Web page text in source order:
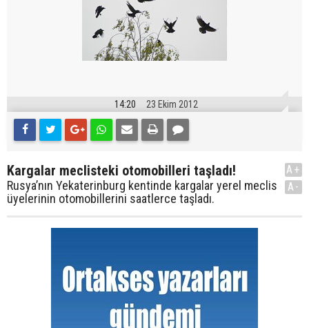
14:20 23 Ekim 2012
Kargalar meclisteki otomobilleri taşladı!
Rusya’nın Yekaterinburg kentinde kargalar yerel meclis
üyelerinin otomobillerini saatlerce taşladı.
A+
A-